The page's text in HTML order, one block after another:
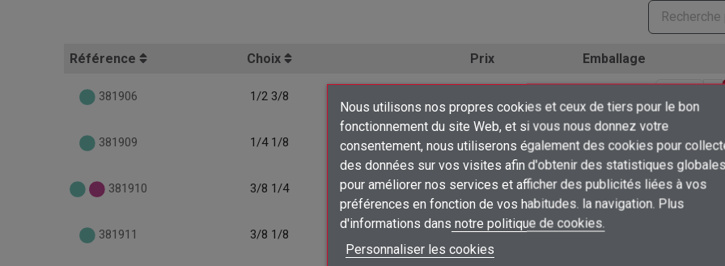
Ajouter à ma liste d'envies ×
add_circle_outline
Créer une nouvelle liste
Créer une liste d'envies ×
Nom de la liste d'envies
Annuler
Connexion
Vous devez être connecté pour ajouter des produits à votre liste d'envies.
Nous utilisons nos propres cookies et ceux de tiers pour le bon
fonctionnement du site Web, et si vous nous donnez votre
consentement, nous utiliserons également des cookies pour
des données sur vos visites afin d'obtenir des statistiques globales
pour améliorer nos services et afficher des publicités liées à vos
préférences en fonction de vos habitudes. la navigation. Plus
d'informations dans notre politique de cookies.
Personnaliser les cookies
Référence Choix Prix Emballage
381906 1/2 3/8
381909 1/4 1/8 Connectez-vous pour voir les prix 10 unidad ud
381910 3/8 1/4 Connectez-vous pour voir les prix 10 unidad ud
381911 3/8 1/8 Connectez-vous pour voir les prix 10